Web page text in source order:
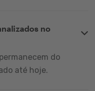
no
do
até hoje.